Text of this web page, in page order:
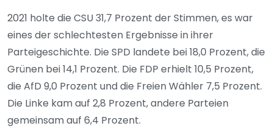
2021 holte die CSU 31,7 Prozent der Stimmen, es war
eines der schlechtesten Ergebnisse in ihrer
Parteigeschichte. Die SPD landete bei 18,0 Prozent, die
Grünen bei 14,1 Prozent. Die FDP erhielt 10,5 Prozent,
die AfD 9,0 Prozent und die Freien Wähler 7,5 Prozent.
Die Linke kam auf 2,8 Prozent, andere Parteien
gemeinsam auf 6,4 Prozent.